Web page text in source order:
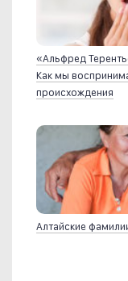
«Альфред
Как мы
происхождения
Алтайские